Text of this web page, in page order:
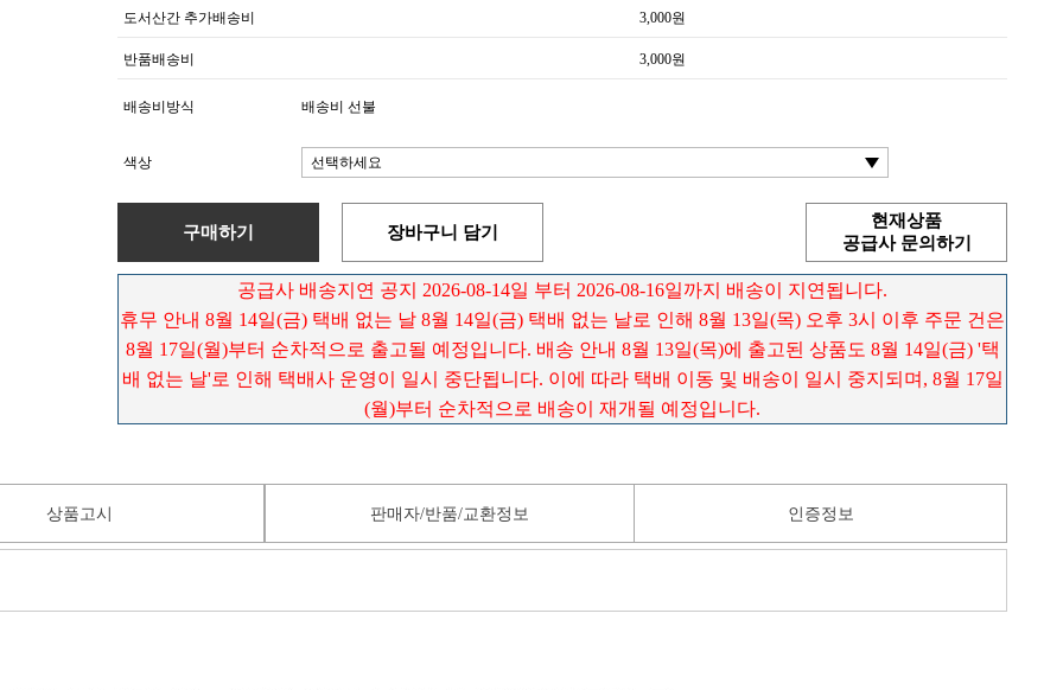
도서산간 추가배송비 3,000원
반품배송비 3,000원
배송비방식 배송비 선불
색상
구매하기 장바구니 담기
현재상품
공급사 문의하기
공급사 배송지연 공지 2026-08-14일 부터 2026-08-16일까지 배송이 지연됩니다.
휴무 안내 8월 14일(금) 택배 없는 날 8월 14일(금) 택배 없는 날로 인해 8월 13일(목) 오후 3시 이후 주문 건은
8월 17일(월)부터 순차적으로 출고될 예정입니다. 배송 안내 8월 13일(목)에 출고된 상품도 8월 14일(금) '택
배 없는 날'로 인해 택배사 운영이 일시 중단됩니다. 이에 따라 택배 이동 및 배송이 일시 중지되며, 8월 17일
(월)부터 순차적으로 배송이 재개될 예정입니다.
상품고시 판매자/반품/교환정보 인증정보